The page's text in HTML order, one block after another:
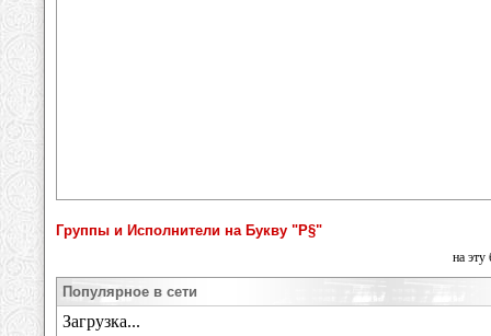
Группы и Исполнители на Букву "Р§"
на эту
Популярное в сети